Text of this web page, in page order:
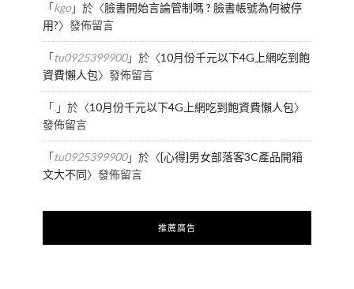
「kgo」於〈臉書開始言論管制嗎 ? 臉書帳號為何被停
用?〉發佈留言
「tu0925399900」於〈10月份千元以下4G上網吃到飽
資費懶人包〉發佈留言
「.」於〈10月份千元以下4G上網吃到飽資費懶人包〉
發佈留言
「tu0925399900」於〈[心得]男女部落客3C產品開箱
文大不同〉發佈留言
推薦廣告